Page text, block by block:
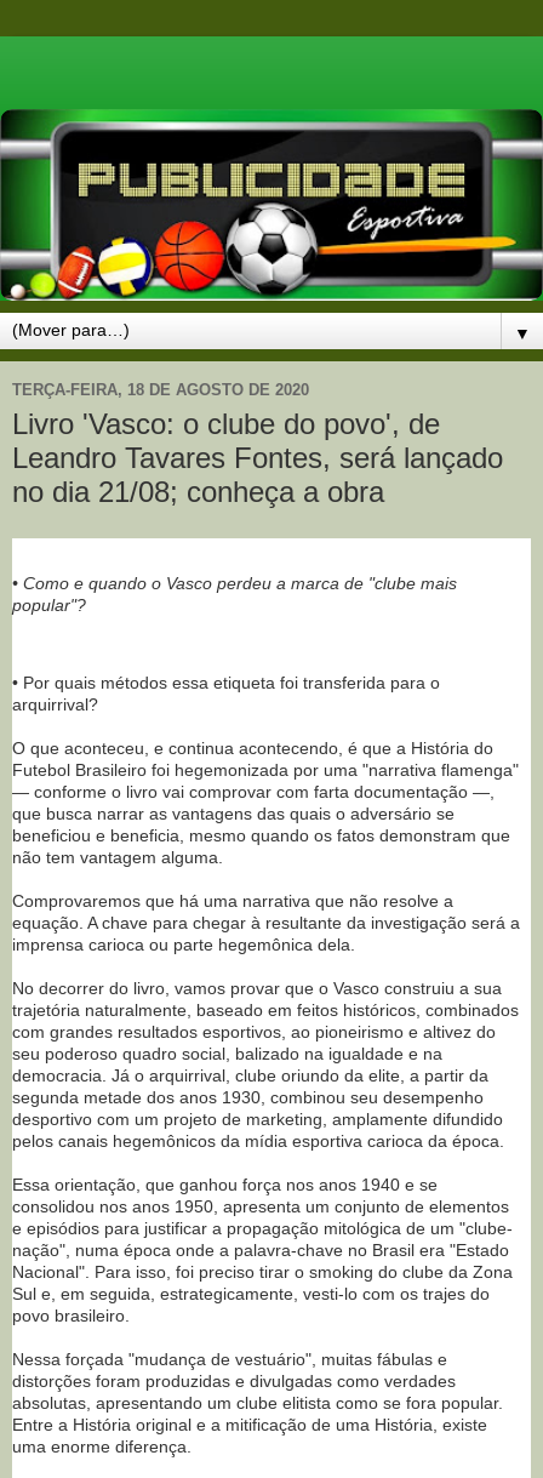
▼
TERÇA-FEIRA, 18 DE AGOSTO DE 2020
Livro 'Vasco: o clube do povo', de
Leandro Tavares Fontes, será lançado
no dia 21/08; conheça a obra
• Como e quando o Vasco perdeu a marca de "clube mais
popular"?
• Por quais métodos essa etiqueta foi transferida para o
arquirrival?
O que aconteceu, e continua acontecendo, é que a História do
Futebol Brasileiro foi hegemonizada por uma "narrativa flamenga"
— conforme o livro vai comprovar com farta documentação —,
que busca narrar as vantagens das quais o adversário se
beneficiou e beneficia, mesmo quando os fatos demonstram que
não tem vantagem alguma.
Comprovaremos que há uma narrativa que não resolve a
equação. A chave para chegar à resultante da investigação será a
imprensa carioca ou parte hegemônica dela.
No decorrer do livro, vamos provar que o Vasco construiu a sua
trajetória naturalmente, baseado em feitos históricos, combinados
com grandes resultados esportivos, ao pioneirismo e altivez do
seu poderoso quadro social, balizado na igualdade e na
democracia. Já o arquirrival, clube oriundo da elite, a partir da
segunda metade dos anos 1930, combinou seu desempenho
desportivo com um projeto de marketing, amplamente difundido
pelos canais hegemônicos da mídia esportiva carioca da época.
Essa orientação, que ganhou força nos anos 1940 e se
consolidou nos anos 1950, apresenta um conjunto de elementos
e episódios para justificar a propagação mitológica de um "clube-
nação", numa época onde a palavra-chave no Brasil era "Estado
Nacional". Para isso, foi preciso tirar o smoking do clube da Zona
Sul e, em seguida, estrategicamente, vesti-lo com os trajes do
povo brasileiro.
Nessa forçada "mudança de vestuário", muitas fábulas e
distorções foram produzidas e divulgadas como verdades
absolutas, apresentando um clube elitista como se fora popular.
Entre a História original e a mitificação de uma História, existe
uma enorme diferença.